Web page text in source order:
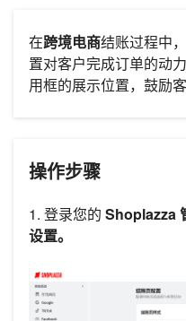
在跨境电商结账过程中
置对客户完成订单的动
用框的展示位置，鼓励
操作步骤
1. 登录您的 Shoplazza
设置。